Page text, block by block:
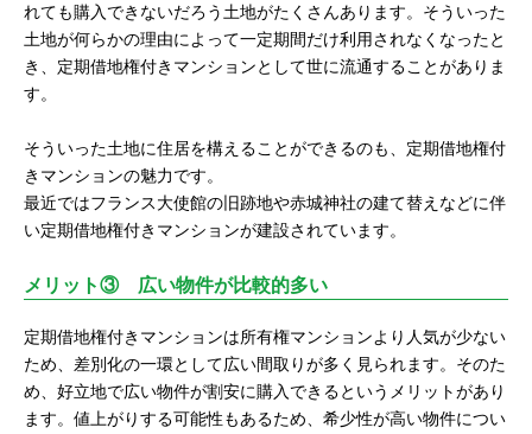
れても購入できないだろう土地がたくさんあります。そういった
土地が何らかの理由によって一定期間だけ利用されなくなったと
き、定期借地権付きマンションとして世に流通することがありま
す。
そういった土地に住居を構えることができるのも、定期借地権付
きマンションの魅力です。
最近ではフランス大使館の旧跡地や赤城神社の建て替えなどに伴
い定期借地権付きマンションが建設されています。
メリット③ 広い物件が比較的多い
定期借地権付きマンションは所有権マンションより人気が少ない
ため、差別化の一環として広い間取りが多く見られます。そのた
め、好立地で広い物件が割安に購入できるというメリットがあり
ます。値上がりする可能性もあるため、希少性が高い物件につい